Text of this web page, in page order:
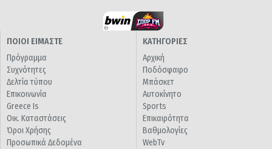
ΠΟΙΟΙ ΕΙΜΑΣΤΕ
Πρόγραμμα
Συχνότητες
Δελτία τύπου
Επικοινωνία
Greece Is
Οικ. Καταστάσεις
Όροι Χρήσης
Προσωπικά Δεδομένα
ΚΑΤΗΓΟΡΙΕΣ
Αρχική
Ποδόσφαιρο
Μπάσκετ
Αυτοκίνητο
Sports
Επικαιρότητα
Βαθμολογίες
WebTv